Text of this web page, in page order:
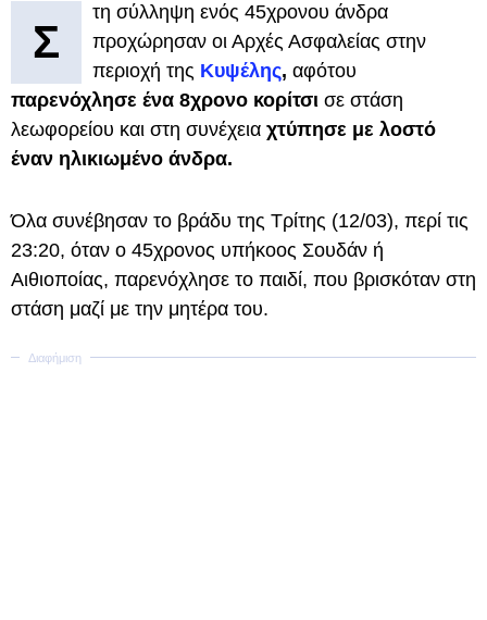
Σ
τη σύλληψη ενός 45χρονου άνδρα
προχώρησαν οι Αρχές Ασφαλείας στην
περιοχή της Κυψέλης, αφότου
παρενόχλησε ένα 8χρονο κορίτσι σε στάση
λεωφορείου και στη συνέχεια χτύπησε με λοστό
έναν ηλικιωμένο άνδρα.
Όλα συνέβησαν το βράδυ της Τρίτης (12/03), περί τις
23:20, όταν ο 45χρονος υπήκοος Σουδάν ή
Αιθιοποίας, παρενόχλησε το παιδί, που βρισκόταν στη
στάση μαζί με την μητέρα του.